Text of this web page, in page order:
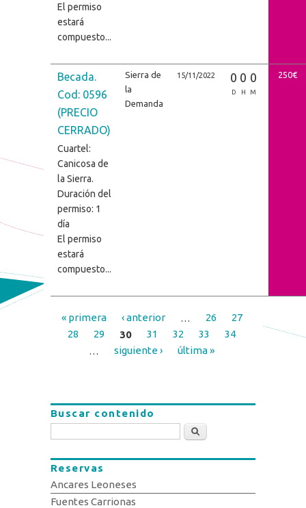
El permiso
estará
compuesto...
Becada.
Cod: 0596
(PRECIO
CERRADO)
Cuartel:
Canicosa de
la Sierra.
Duración del
permiso: 1
día
El permiso
estará
compuesto...
Sierra de
la
Demanda
15/11/2022 0
D
0
H
0
M
250€
Páginas
« primera ‹ anterior … 26
27
28
29 30 31 32 33
34
…
siguiente › última »
Buscar contenido
Buscar
Reservas
Ancares Leoneses
Fuentes Carrionas